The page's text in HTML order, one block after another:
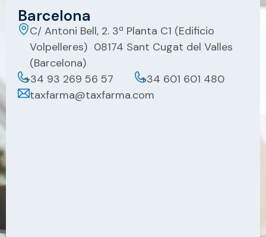
Barcelona
C/ Antoni Bell, 2. 3ª Planta C1 (Edificio
Volpelleres) 08174 Sant Cugat del Valles
(Barcelona)
+34 93 269 56 57
+34 601 601 480
taxfarma@taxfarma.com